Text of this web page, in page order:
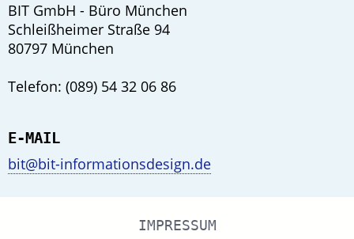
BIT GmbH - Büro München
Schleißheimer Straße 94
80797 München
Telefon: (089) 54 32 06 86
E-MAIL
bit@bit-informationsdesign.de
IMPRESSUM